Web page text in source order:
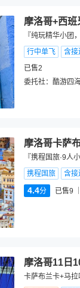
摩洛哥+西班
『纯玩精华小团
行中单飞
含接
已售2
委托社： 酷游四
摩洛哥卡萨
『携程国旅·9
携程国旅
含接
4.4分 已售9
摩洛哥11日
卡萨布兰卡+马